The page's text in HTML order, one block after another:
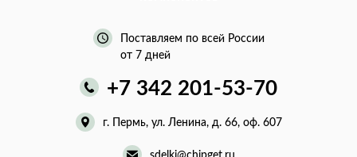
Поставляем по всей России
от 7 дней
+7 342 201-53-70
г. Пермь, ул. Ленина, д. 66, оф. 607